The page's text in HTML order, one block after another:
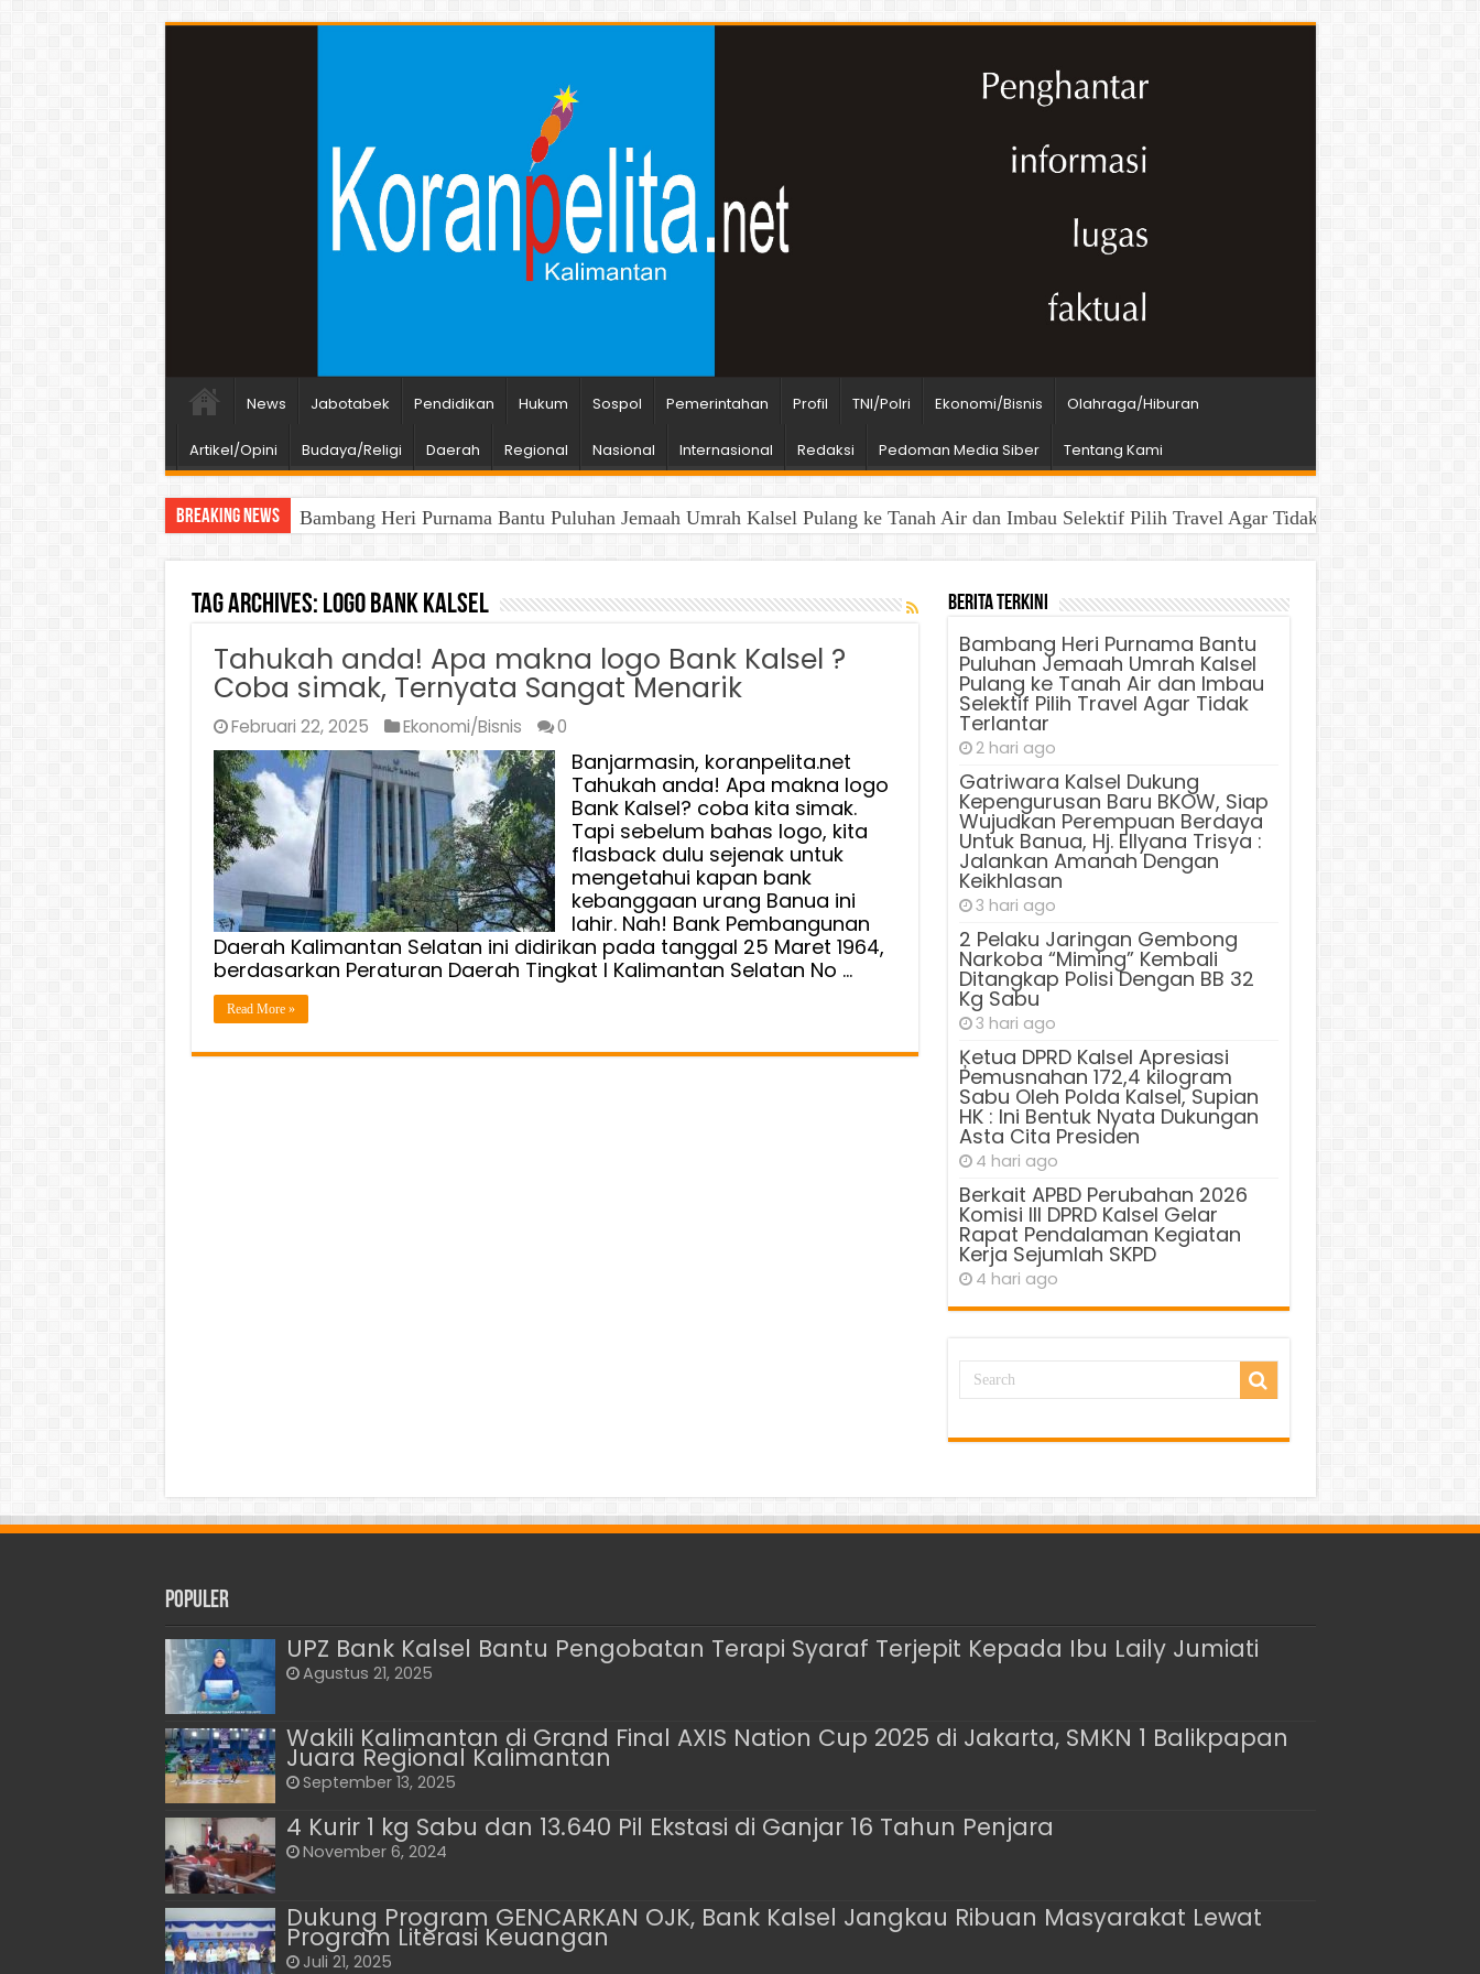
News Jabotabek Pendidikan Hukum Sospol Pemerintahan Profil TNI/Polri Ekonomi/Bisnis Olahraga/Hiburan
Artikel/Opini Budaya/Religi Daerah Regional Nasional Internasional Redaksi Pedoman Media Siber Tentang Kami
Breaking News Bambang Heri Purnama Bantu Puluhan Jemaah Umrah Kalsel Pulang ke Tanah Air dan Imbau Selektif Pilih Travel Agar Tidak Terlantar
Tag Archives: Logo Bank Kalsel
Tahukah anda! Apa makna logo Bank Kalsel ?
Coba simak, Ternyata Sangat Menarik
Februari 22, 2025 Ekonomi/Bisnis 0
Banjarmasin, koranpelita.net
Tahukah anda! Apa makna logo
Bank Kalsel? coba kita simak.
Tapi sebelum bahas logo, kita
flasback dulu sejenak untuk
mengetahui kapan bank
kebanggaan urang Banua ini
lahir. Nah! Bank Pembangunan
Daerah Kalimantan Selatan ini didirikan pada tanggal 25 Maret 1964,
berdasarkan Peraturan Daerah Tingkat I Kalimantan Selatan No …
Read More »
Berita Terkini
Bambang Heri Purnama Bantu
Puluhan Jemaah Umrah Kalsel
Pulang ke Tanah Air dan Imbau
Selektif Pilih Travel Agar Tidak
Terlantar
2 hari ago
Gatriwara Kalsel Dukung
Kepengurusan Baru BKOW, Siap
Wujudkan Perempuan Berdaya
Untuk Banua, Hj. Ellyana Trisya :
Jalankan Amanah Dengan
Keikhlasan
3 hari ago
2 Pelaku Jaringan Gembong
Narkoba “Miming” Kembali
Ditangkap Polisi Dengan BB 32
Kg Sabu
3 hari ago
Ķetua DPRD Kalsel Apresiasi
Pemusnahan 172,4 kilogram
Sabu Oleh Polda Kalsel, Supian
HK : Ini Bentuk Nyata Dukungan
Asta Cita Presiden
4 hari ago
Berkait APBD Perubahan 2026
Komisi III DPRD Kalsel Gelar
Rapat Pendalaman Kegiatan
Kerja Sejumlah SKPD
4 hari ago
Populer
UPZ Bank Kalsel Bantu Pengobatan Terapi Syaraf Terjepit Kepada Ibu Laily Jumiati
Agustus 21, 2025
Wakili Kalimantan di Grand Final AXIS Nation Cup 2025 di Jakarta, SMKN 1 Balikpapan
Juara Regional Kalimantan
September 13, 2025
4 Kurir 1 kg Sabu dan 13.640 Pil Ekstasi di Ganjar 16 Tahun Penjara
November 6, 2024
Dukung Program GENCARKAN OJK, Bank Kalsel Jangkau Ribuan Masyarakat Lewat
Program Literasi Keuangan
Juli 21, 2025